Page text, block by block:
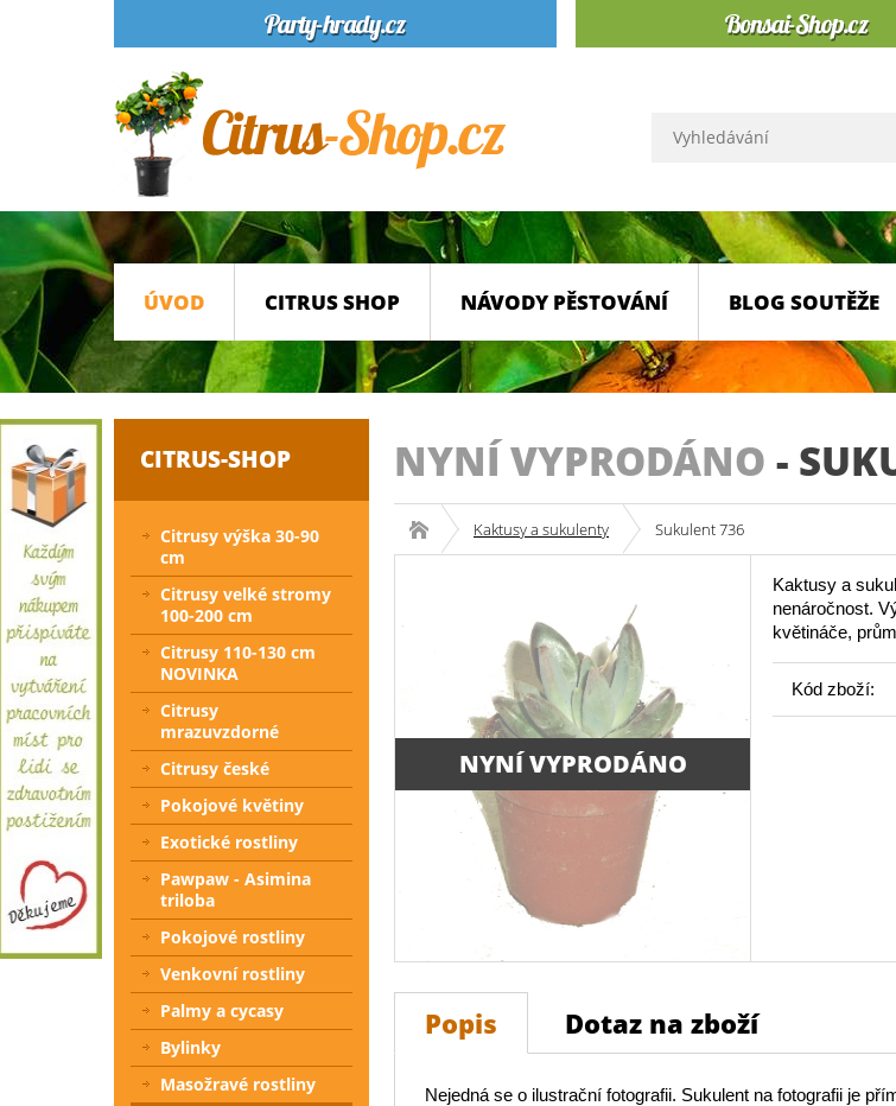
ÚVOD CITRUS SHOP NÁVODY PĚSTOVÁNÍ BLOG SOUTĚŽE
NYNÍ VYPRODÁNO -
Kaktusy a sukulenty Sukulent 736
NYNÍ VYPRODÁNO
Kaktusy a
nenáročnost.
květináče,
Kód zboží:
Popis Dotaz na zboží
Nejedná se o ilustrační fotografii. Sukulent na fotografii je
CITRUS-SHOP
Citrusy výška 30-90
cm
Citrusy velké stromy
100-200 cm
Citrusy 110-130 cm
NOVINKA
Citrusy
mrazuvzdorné
Citrusy české
Pokojové květiny
Exotické rostliny
Pawpaw - Asimina
triloba
Pokojové rostliny
Venkovní rostliny
Palmy a cycasy
Bylinky
Masožravé rostliny